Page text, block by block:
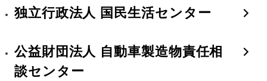
独立行政法人 国民生活センター
公益財団法人 自動車製造物責任相
談センター